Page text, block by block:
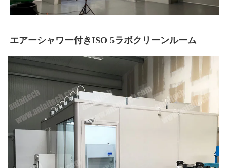
エアーシャワー付きISO 5ラボクリーンルーム